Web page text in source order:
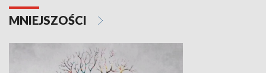
MNIEJSZOŚCI